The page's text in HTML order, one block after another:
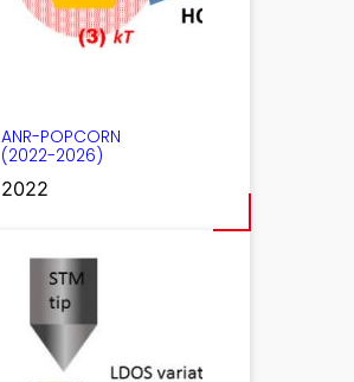
ANR-POPCORN
(2022-2026)
2022